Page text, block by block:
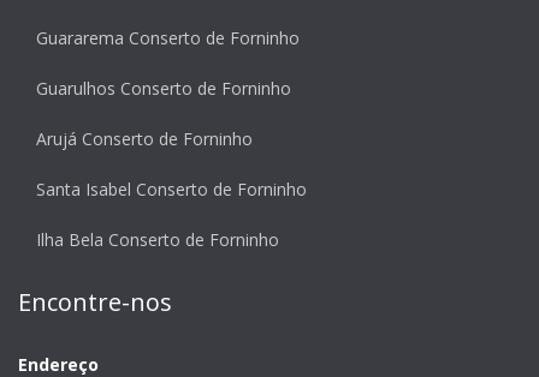
Guararema Conserto de Forninho
Guarulhos Conserto de Forninho
Arujá Conserto de Forninho
Santa Isabel Conserto de Forninho
Ilha Bela Conserto de Forninho
Encontre-nos
Endereço